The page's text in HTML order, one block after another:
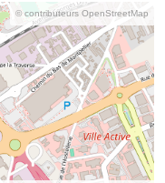
© contributeurs OpenStreetMap